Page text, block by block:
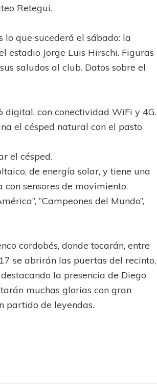
Retegui.
que sucederá el sábado: la
Jorge Luis Hirschi. Figuras
saludos al club. Datos sobre el
digital, con conectividad WiFi y 4G.
el césped natural con el pasto
el césped.
de energía solar, y tiene una
sensores de movimiento.
“Campeones del Mundo”,
cordobés, donde tocarán, entre
se abrirán las puertas del recinto,
la presencia de Diego
muchas glorias con gran
partido de leyendas.